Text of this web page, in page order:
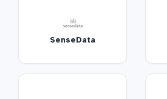
SenseData